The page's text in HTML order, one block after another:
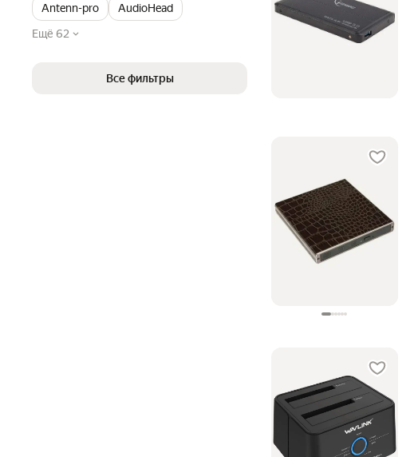
Antenn-pro
AudioHead
Ещё 62
Все фильтры